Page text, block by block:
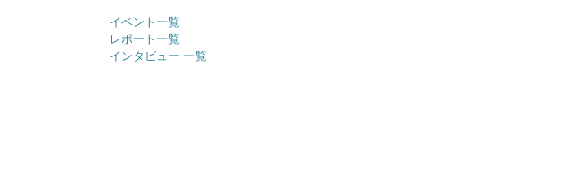
イベント一覧
レポート一覧
インタビュー 一覧